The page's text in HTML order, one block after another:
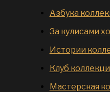
Азбука
За кулисами
Истории
Клуб
Мастерская